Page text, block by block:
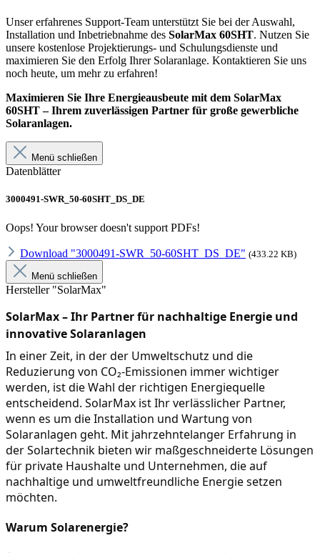
Unser erfahrenes Support-Team unterstützt Sie bei der Auswahl,
Installation und Inbetriebnahme des SolarMax 60SHT. Nutzen Sie
unsere kostenlose Projektierungs- und Schulungsdienste und
maximieren Sie den Erfolg Ihrer Solaranlage. Kontaktieren Sie uns
noch heute, um mehr zu erfahren!
Maximieren Sie Ihre Energieausbeute mit dem SolarMax
60SHT – Ihrem zuverlässigen Partner für große gewerbliche
Solaranlagen.
Menü schließen
Datenblätter
3000491-SWR_50-60SHT_DS_DE
Oops! Your browser doesn't support PDFs!
Download "3000491-SWR_50-60SHT_DS_DE" (433.22 KB)
Menü schließen
Hersteller "SolarMax"
SolarMax – Ihr Partner für nachhaltige Energie und
innovative Solaranlagen
In einer Zeit, in der der Umweltschutz und die
Reduzierung von CO₂-Emissionen immer wichtiger
werden, ist die Wahl der richtigen Energiequelle
entscheidend. SolarMax ist Ihr verlässlicher Partner,
wenn es um die Installation und Wartung von
Solaranlagen geht. Mit jahrzehntelanger Erfahrung in
der Solartechnik bieten wir maßgeschneiderte Lösungen
für private Haushalte und Unternehmen, die auf
nachhaltige und umweltfreundliche Energie setzen
möchten.
Warum Solarenergie?